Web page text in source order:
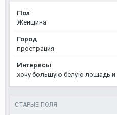
Пол
Женщина
Город
прострация
Интересы
хочу большую белую лошадь
СТАРЫЕ ПОЛЯ